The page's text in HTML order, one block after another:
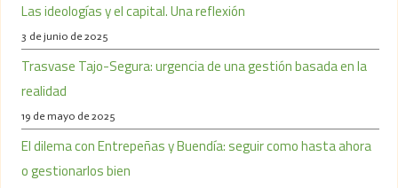
Las ideologías y el capital. Una reflexión
3 de junio de 2025
Trasvase Tajo-Segura: urgencia de una gestión basada en la
realidad
19 de mayo de 2025
El dilema con Entrepeñas y Buendía: seguir como hasta ahora
o gestionarlos bien